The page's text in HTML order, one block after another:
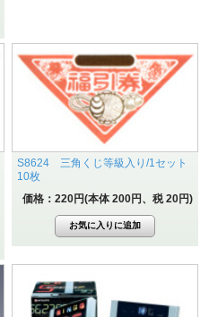
S8624 三角くじ等級入り/1セット
10枚
価格：220円(本体 200円、税 20円)